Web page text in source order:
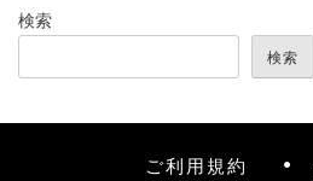
検索
検索
ご利用規約